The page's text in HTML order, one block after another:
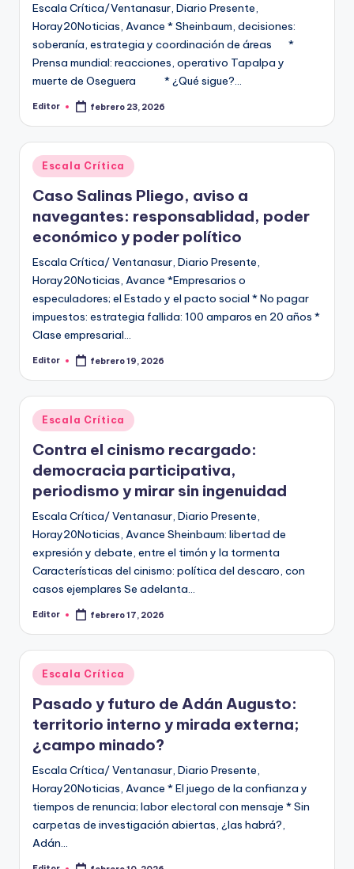
Escala Crítica/Ventanasur, Diario Presente,
Horay20Noticias, Avance * Sheinbaum, decisiones:
soberanía, estrategia y coordinación de áreas *
Prensa mundial: reacciones, operativo Tapalpa y
muerte de Oseguera * ¿Qué sigue?…
Publicado
Editor febrero 23, 2026
Publicado
en
Escala Crítica
Caso Salinas Pliego, aviso a
navegantes: responsablidad, poder
económico y poder político
Escala Crítica/ Ventanasur, Diario Presente,
Horay20Noticias, Avance *Empresarios o
especuladores; el Estado y el pacto social * No pagar
impuestos: estrategia fallida: 100 amparos en 20 años *
Clase empresarial…
Publicado
Editor febrero 19, 2026
Publicado
en
Escala Crítica
Contra el cinismo recargado:
democracia participativa,
periodismo y mirar sin ingenuidad
Escala Crítica/ Ventanasur, Diario Presente,
Horay20Noticias, Avance Sheinbaum: libertad de
expresión y debate, entre el timón y la tormenta
Características del cinismo: política del descaro, con
casos ejemplares Se adelanta…
Publicado
Editor febrero 17, 2026
Publicado
en
Escala Crítica
Pasado y futuro de Adán Augusto:
territorio interno y mirada externa;
¿campo minado?
Escala Crítica/ Ventanasur, Diario Presente,
Horay20Noticias, Avance * El juego de la confianza y
tiempos de renuncia; labor electoral con mensaje * Sin
carpetas de investigación abiertas, ¿las habrá?,
Adán…